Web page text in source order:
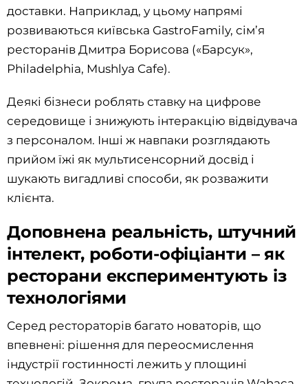
доставки. Наприклад, у цьому напрямі
розвиваються київська GastroFamily, сім’я
ресторанів Дмитра Борисова («Барсук»,
Philadelphia, Mushlya Cafe).
Деякі бізнеси роблять ставку на цифрове
середовище і знижують інтеракцію відвідувача
з персоналом. Інші ж навпаки розглядають
прийом їжі як мультисенсорний досвід і
шукають вигадливі способи, як розважити
клієнта.
Доповнена реальність, штучний
інтелект, роботи-офіціанти – як
ресторани експериментують із
технологіями
Серед рестораторів багато новаторів, що
впевнені: рішення для переосмислення
індустрії гостинності лежить у площині